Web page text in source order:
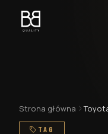
Strona główna
TAG